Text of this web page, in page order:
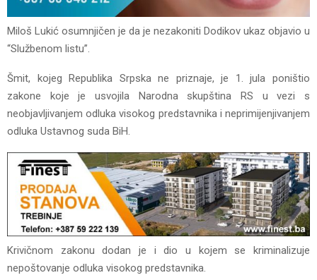
Miloš Lukić osumnjičen je da je nezakoniti Dodikov ukaz objavio u
“Službenom listu”.
Šmit, kojeg Republika Srpska ne priznaje, je 1. jula poništio
zakone koje je usvojila Narodna skupština RS u vezi s
neobjavljivanjem odluka visokog predstavnika i neprimijenjivanjem
odluka Ustavnog suda BiH.
Krivičnom zakonu dodan je i dio u kojem se kriminalizuje
nepoštovanje odluka visokog predstavnika.